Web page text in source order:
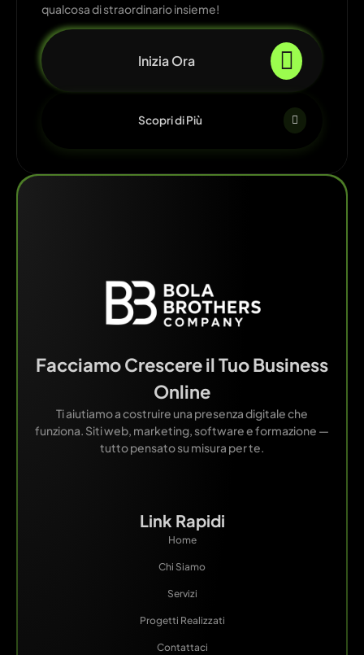
qualcosa di straordinario insieme!
Inizia Ora
Scopri di Più
Facciamo Crescere il Tuo Business
Online
Ti aiutiamo a costruire una presenza digitale che
funziona. Siti web, marketing, software e formazione —
tutto pensato su misura per te.
Link Rapidi
Home
Chi Siamo
Servizi
Progetti Realizzati
Contattaci